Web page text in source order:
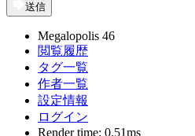
送信
Megalopolis 46
閲覧履歴
タグ一覧
作者一覧
設定情報
ログイン
Render time: 0.51ms